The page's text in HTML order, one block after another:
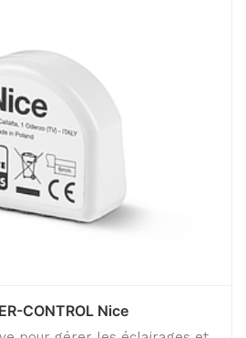
CONTROL Nice